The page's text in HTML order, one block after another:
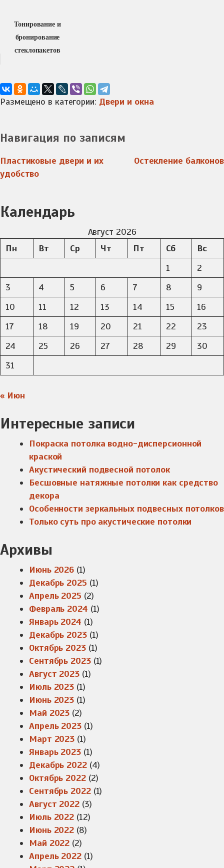
Тонирование и
бронирование
стеклопакетов
Размещено в категории: Двери и окна
Навигация по записям
Пластиковые двери и их
удобство
Остекление балконов
Календарь
Август 2026
Пн
Вт Ср Чт Пт Сб
Вс
1
2
3
4 5 6 7 8
9
10
11 12 13 14 15
16
17
18 19 20 21 22
23
24
25 26 27 28 29
30
31
« Июн
Интересные записи
Покраска потолка водно-дисперсионной
краской
Акустический подвесной потолок
Бесшовные натяжные потолки как средство
декора
Особенности зеркальных подвесных потолков
Только суть про акустические потолки
Архивы
Июнь 2026 (1)
Декабрь 2025 (1)
Апрель 2025 (2)
Февраль 2024 (1)
Январь 2024 (1)
Декабрь 2023(1)
Октябрь 2023(1)
Сентябрь 2023(1)
Август 2023(1)
Июль 2023 (1)
Июнь 2023 (1)
Май 2023 (2)
Апрель 2023(1)
Март 2023 (1)
Январь 2023(1)
Декабрь 2022(4)
Октябрь 2022(2)
Сентябрь 2022(1)
Август 2022(3)
Июль 2022 (12)
Июнь 2022 (8)
Май 2022 (2)
Апрель 2022(1)